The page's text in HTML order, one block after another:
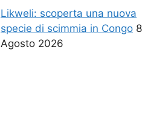
Likweli: scoperta una nuova
specie di scimmia in Congo 8
Agosto 2026